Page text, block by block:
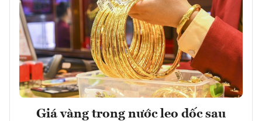
Giá vàng trong nước leo dốc sau